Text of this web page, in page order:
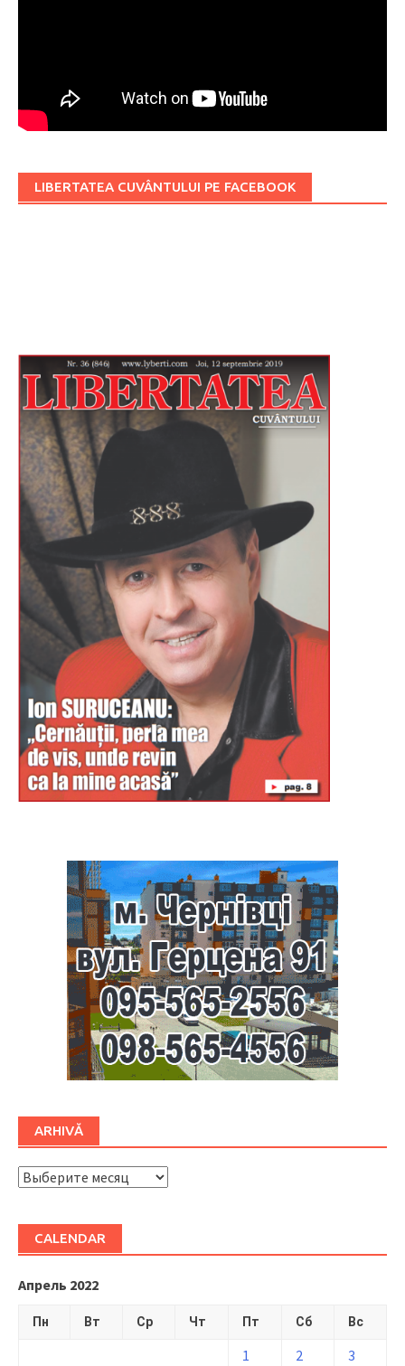
LIBERTATEA CUVÂNTULUI PE FACEBOOK
ARHIVĂ
ARHIVĂ
CALENDAR
Апрель 2022
Пн Вт Ср Чт Пт Сб Вс
1 2
3